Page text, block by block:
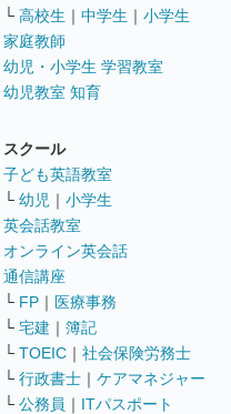
└ 高校生 ｜ 中学生 ｜ 小学生
家庭教師
幼児・小学生 学習教室
幼児教室 知育
スクール
子ども英語教室
└ 幼児 ｜ 小学生
英会話教室
オンライン英会話
通信講座
└ FP ｜ 医療事務
└ 宅建 ｜ 簿記
└ TOEIC ｜ 社会保険労務士
└ 行政書士 ｜ ケアマネジャー
└ 公務員 ｜ ITパスポート